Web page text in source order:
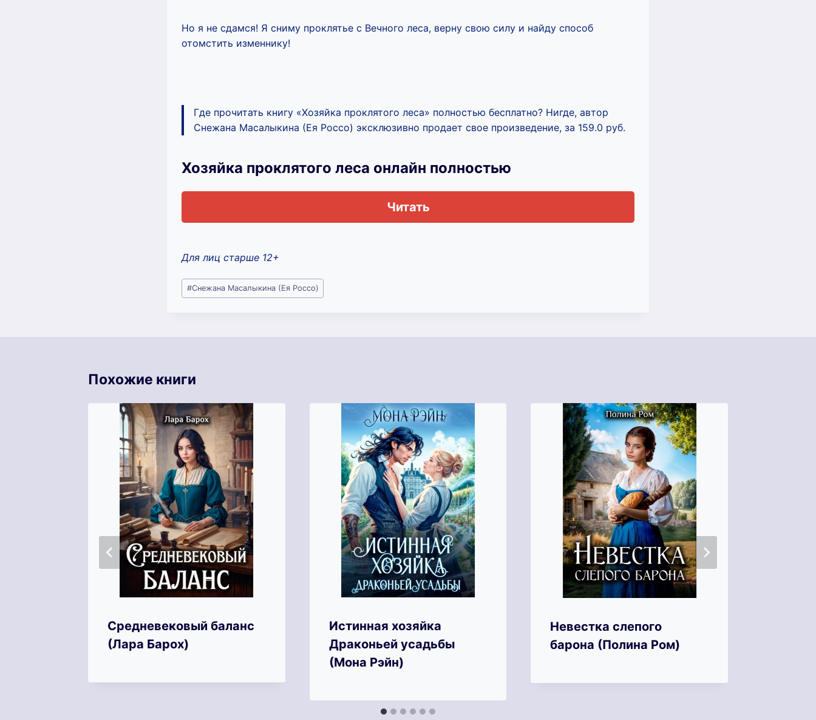
Но я не сдамся! Я сниму проклятье с Вечного леса, верну свою силу и найду способ
отомстить изменнику!
Где прочитать книгу «Хозяйка проклятого леса» полностью бесплатно? Нигде, автор
Снежана Масалыкина (Ея Россо) эксклюзивно продает свое произведение, за 159.0 руб.
Хозяйка проклятого леса онлайн полностью
Читать
Для лиц старше 12+
Метки
записи:
#Снежана Масалыкина (Ея Россо)
Похожие книги
Средневековый баланс
(Лара Барох)
Истинная хозяйка
Драконьей усадьбы
(Мона Рэйн)
Невестка слепого
барона (Полина Ром)